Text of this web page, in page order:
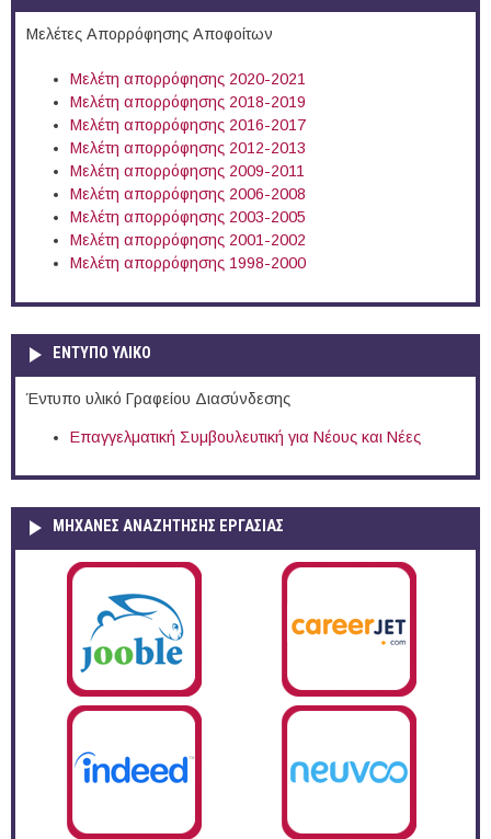
Μελέτες Απορρόφησης Αποφοίτων
Μελέτη απορρόφησης 2020-2021
Μελέτη απορρόφησης 2018-2019
Μελέτη απορρόφησης 2016-2017
Μελέτη απορρόφησης 2012-2013
Μελέτη απορρόφησης 2009-2011
Μελέτη απορρόφησης 2006-2008
Μελέτη απορρόφησης 2003-2005
Μελέτη απορρόφησης 2001-2002
Μελέτη απορρόφησης 1998-2000
ΕΝΤΥΠΟ ΥΛΙΚΟ
Έντυπο υλικό Γραφείου Διασύνδεσης
Επαγγελματική Συμβουλευτική για Νέους και Νέες
ΜΗΧΑΝΕΣ ΑΝΑΖΗΤΗΣΗΣ ΕΡΓΑΣΙΑΣ